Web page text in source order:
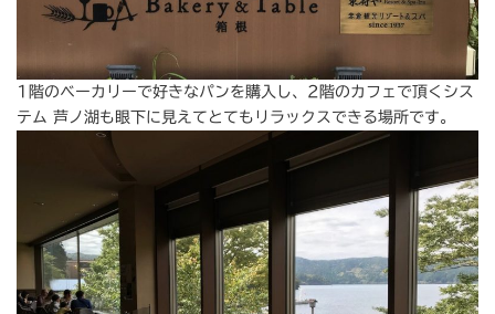
1階のベーカリーで好きなパンを購入し、2階のカフェで頂くシス
テム 芦ノ湖も眼下に見えてとてもリラックスできる場所です。